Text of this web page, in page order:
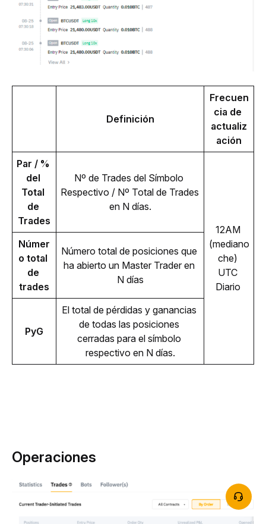
Definición
Frecuen
cia de
actualiz
ación
Par / %
del
Total
de
Trades
Nº de Trades del Símbolo
Respectivo / Nº Total de Trades
en N días.
12AM
(mediano
che)
UTC
Diario
Númer
o total
de
trades
Número total de posiciones que
ha abierto un Master Trader en
N días
PyG
El total de pérdidas y ganancias
de todas las posiciones
cerradas para el símbolo
respectivo en N días.
Operaciones